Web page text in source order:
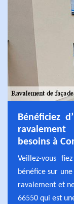
Bénéficiez
besoins à
Veillez-vous
bénéfice sur
ravalement et
66550 qui est